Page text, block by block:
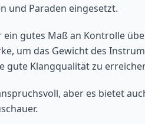
und Paraden eingesetzt.
gutes Maß an Kontrolle
um das Gewicht des
gute Klangqualität zu
aber es bietet